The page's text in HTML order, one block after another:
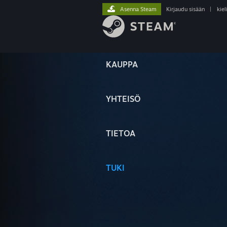
KAUPPA
YHTEISÖ
TIETOA
TUKI
Asenna Steam Kirjaudu sisään kieli